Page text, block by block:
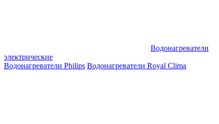
Водонагреватели
электрические
Водонагреватели Philips Водонагреватели Royal Clima